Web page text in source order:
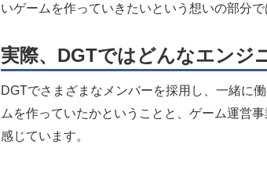
いゲームを作っていきたいという想いの部分
実際、DGTではどんなエンジ
DGTでさまざまなメンバーを採用し、一緒に
ムを作っていたかということと、ゲーム運営
感じています。